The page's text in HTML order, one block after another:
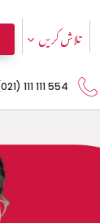
تلاش کریں
554 111 111 (021)